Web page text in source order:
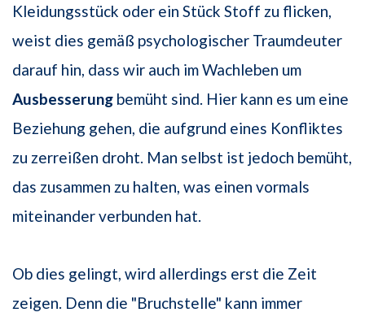
Kleidungsstück oder ein Stück Stoff zu flicken,
weist dies gemäß psychologischer Traumdeuter
darauf hin, dass wir auch im Wachleben um
Ausbesserung bemüht sind. Hier kann es um eine
Beziehung gehen, die aufgrund eines Konfliktes
zu zerreißen droht. Man selbst ist jedoch bemüht,
das zusammen zu halten, was einen vormals
miteinander verbunden hat.
Ob dies gelingt, wird allerdings erst die Zeit
zeigen. Denn die "Bruchstelle" kann immer